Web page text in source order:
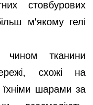
стовбурових
м'якому гелі
чином тканини
схожі на
їхніми шарами за